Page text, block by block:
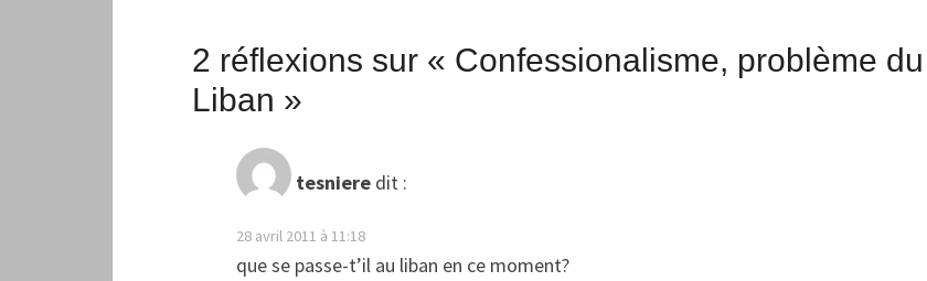
2 réflexions sur « Confessionalisme, problème du
Liban »
tesniere dit :
28 avril 2011 à 11:18
que se passe-t’il au liban en ce moment?